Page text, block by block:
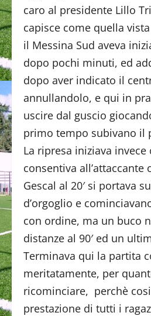
caro al presidente Lillo
capisce come quella
il Messina Sud aveva
dopo pochi minuti, ed
dopo aver indicato il
annullandolo, e qui in
uscire dal guscio
primo tempo subivano il
La ripresa iniziava
consentiva
Gescal al 20′ si portava
d’orgoglio e
con ordine, ma un buco
distanze al 90′ ed un
Terminava qui la partita
meritatamente, per
ricominciare, perchè
prestazione di tutti i